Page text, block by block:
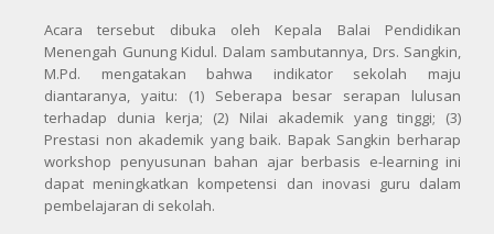
Acara tersebut dibuka oleh Kepala Balai Pendidikan
Menengah Gunung Kidul. Dalam sambutannya, Drs. Sangkin,
M.Pd. mengatakan bahwa indikator sekolah maju
diantaranya, yaitu: (1) Seberapa besar serapan lulusan
terhadap dunia kerja; (2) Nilai akademik yang tinggi; (3)
Prestasi non akademik yang baik. Bapak Sangkin berharap
workshop penyusunan bahan ajar berbasis e-learning ini
dapat meningkatkan kompetensi dan inovasi guru dalam
pembelajaran di sekolah.